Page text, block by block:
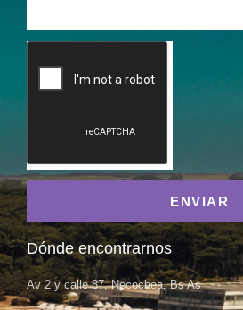
ENVIAR
Dónde encontrarnos
Av 2 y calle 87, Necochea, Bs As